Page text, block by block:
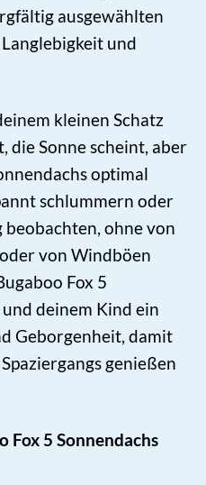
ausgewählten
und
kleinen Schatz
die Sonne scheint, aber
optimal
schlummern oder
ohne von
von Windböen
Fox 5
deinem Kind ein
Geborgenheit, damit
genießen
Fox 5 Sonnendachs